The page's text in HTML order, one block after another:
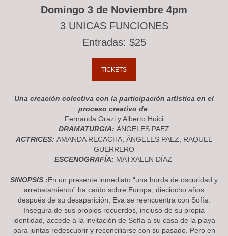
Domingo 3 de Noviembre 4pm
3 UNICAS FUNCIONES
Entradas: $25
TICKETS
Una creación colectiva con la participación artística en el
proceso creativo de
Fernanda Orazi y Alberto Huici
DRAMATURGIA: ÁNGELES PAEZ
ACTRICES: AMANDA RECACHA, ÁNGELES PAEZ, RAQUEL
GUERRERO
ESCENOGRAFÍA: MATXALEN DÍAZ
SINOPSIS :En un presente inmediato “una horda de oscuridad y
arrebatamiento” ha caído sobre Europa, dieciocho años
después de su desaparición, Eva se reencuentra con Sofía.
Insegura de sus propios recuerdos, incluso de su propia
identidad, accede a la invitación de Sofía a su casa de la playa
para juntas redescubrir y reconciliarse con su pasado. Pero en